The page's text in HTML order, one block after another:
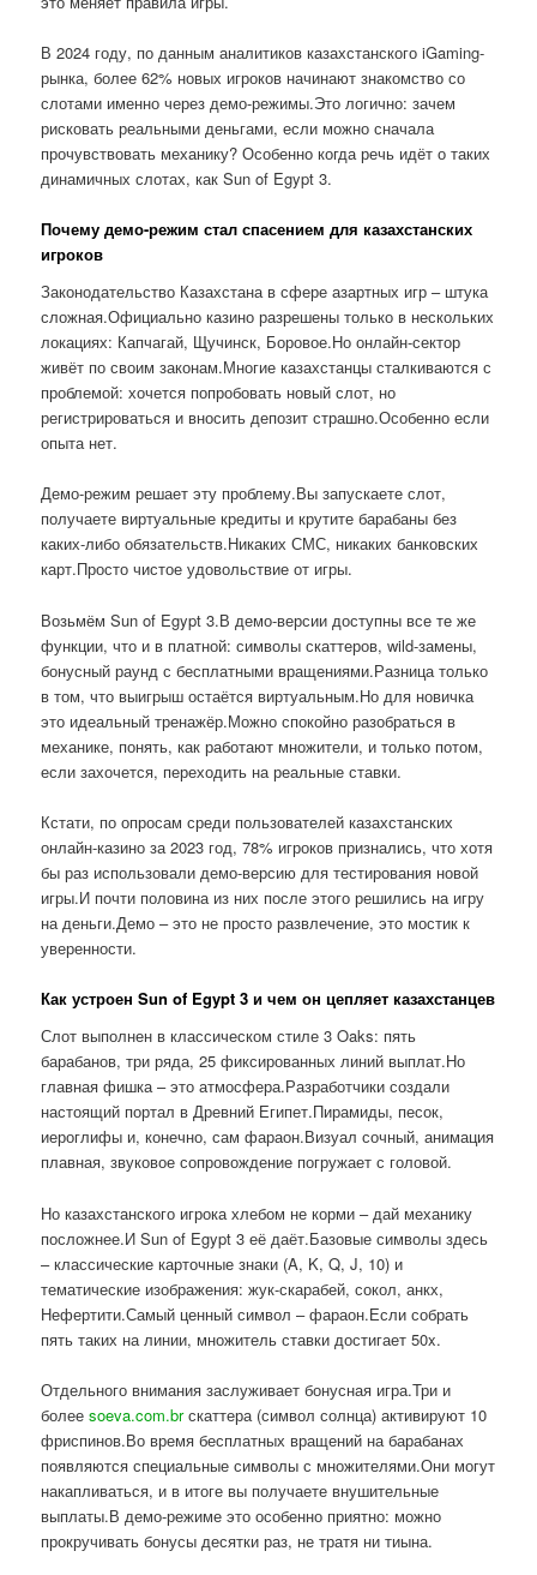
В 2024 году, по данным аналитиков казахстанского iGaming-
рынка, более 62% новых игроков начинают знакомство со
слотами именно через демо-режимы.Это логично: зачем
рисковать реальными деньгами, если можно сначала
прочувствовать механику? Особенно когда речь идёт о таких
динамичных слотах, как Sun of Egypt 3.
Почему демо-режим стал спасением для казахстанских
игроков
Законодательство Казахстана в сфере азартных игр – штука
сложная.Официально казино разрешены только в нескольких
локациях: Капчагай, Щучинск, Боровое.Но онлайн-сектор
живёт по своим законам.Многие казахстанцы сталкиваются с
проблемой: хочется попробовать новый слот, но
регистрироваться и вносить депозит страшно.Особенно если
опыта нет.
Демо-режим решает эту проблему.Вы запускаете слот,
получаете виртуальные кредиты и крутите барабаны без
каких-либо обязательств.Никаких СМС, никаких банковских
карт.Просто чистое удовольствие от игры.
Возьмём Sun of Egypt 3.В демо-версии доступны все те же
функции, что и в платной: символы скаттеров, wild-замены,
бонусный раунд с бесплатными вращениями.Разница только
в том, что выигрыш остаётся виртуальным.Но для новичка
это идеальный тренажёр.Можно спокойно разобраться в
механике, понять, как работают множители, и только потом,
если захочется, переходить на реальные ставки.
Кстати, по опросам среди пользователей казахстанских
онлайн-казино за 2023 год, 78% игроков признались, что хотя
бы раз использовали демо-версию для тестирования новой
игры.И почти половина из них после этого решились на игру
на деньги.Демо – это не просто развлечение, это мостик к
уверенности.
Как устроен Sun of Egypt 3 и чем он цепляет казахстанцев
Слот выполнен в классическом стиле 3 Oaks: пять
барабанов, три ряда, 25 фиксированных линий выплат.Но
главная фишка – это атмосфера.Разработчики создали
настоящий портал в Древний Египет.Пирамиды, песок,
иероглифы и, конечно, сам фараон.Визуал сочный, анимация
плавная, звуковое сопровождение погружает с головой.
Но казахстанского игрока хлебом не корми – дай механику
посложнее.И Sun of Egypt 3 её даёт.Базовые символы здесь
– классические карточные знаки (A, K, Q, J, 10) и
тематические изображения: жук-скарабей, сокол, анкх,
Нефертити.Самый ценный символ – фараон.Если собрать
пять таких на линии, множитель ставки достигает 50x.
Отдельного внимания заслуживает бонусная игра.Три и
болееsoeva.com.brскаттера (символ солнца) активируют 10
фриспинов.Во время бесплатных вращений на барабанах
появляются специальные символы с множителями.Они могут
накапливаться, и в итоге вы получаете внушительные
выплаты.В демо-режиме это особенно приятно: можно
прокручивать бонусы десятки раз, не тратя ни тиына.